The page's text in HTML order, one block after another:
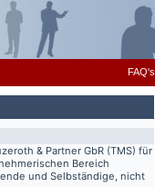
FAQ's
& Partner GbR (TMS) für
Bereich
und Selbständige, nicht